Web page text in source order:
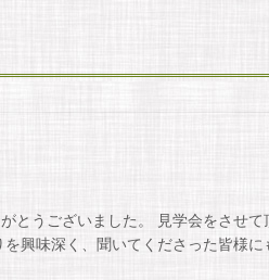
とうございました。 見学会をさせて
興味深く、聞いてくださった皆様に